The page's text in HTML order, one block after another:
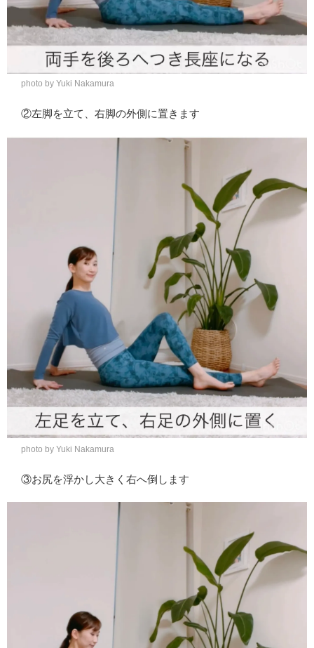
photo by Yuki Nakamura
②左脚を立て、右脚の外側に置きます
photo by Yuki Nakamura
③お尻を浮かし大きく右へ倒します